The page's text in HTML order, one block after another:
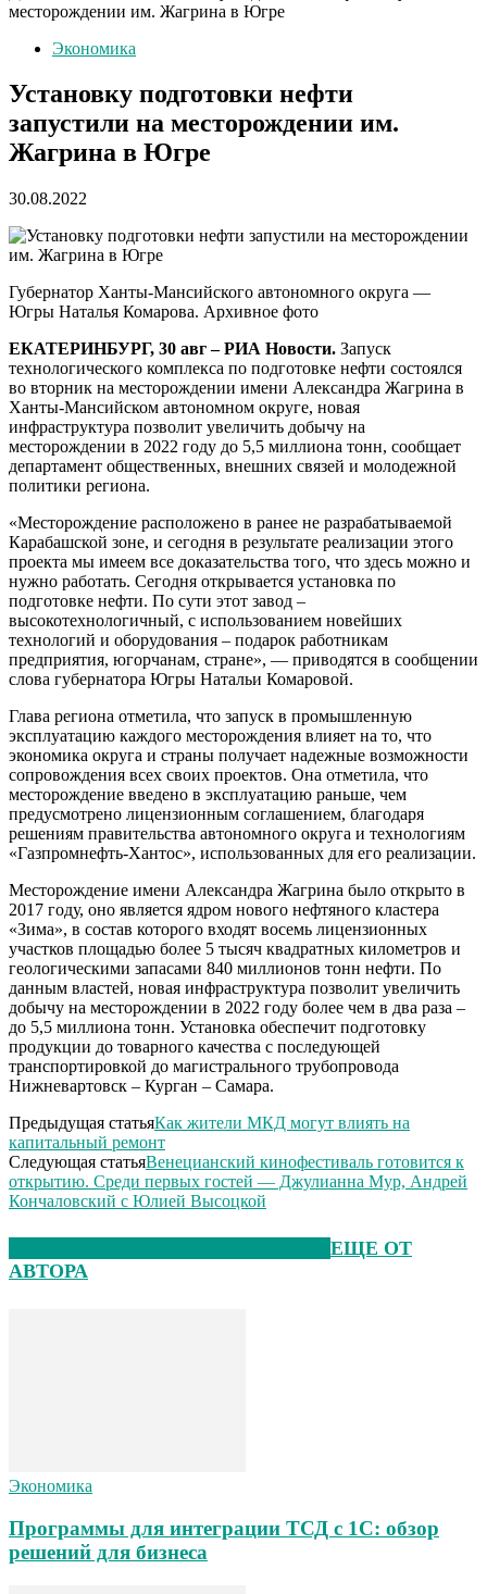
месторождении им. Жагрина в Югре
Экономика
Установку подготовки нефти
запустили на месторождении им.
Жагрина в Югре
30.08.2022
Губернатор Ханты-Мансийского автономного округа —
Югры Наталья Комарова. Архивное фото
ЕКАТЕРИНБУРГ, 30 авг – РИА Новости. Запуск
технологического комплекса по подготовке нефти состоялся
во вторник на месторождении имени Александра Жагрина в
Ханты-Мансийском автономном округе, новая
инфраструктура позволит увеличить добычу на
месторождении в 2022 году до 5,5 миллиона тонн, сообщает
департамент общественных, внешних связей и молодежной
политики региона.
«Месторождение расположено в ранее не разрабатываемой
Карабашской зоне, и сегодня в результате реализации этого
проекта мы имеем все доказательства того, что здесь можно и
нужно работать. Сегодня открывается установка по
подготовке нефти. По сути этот завод –
высокотехнологичный, с использованием новейших
технологий и оборудования – подарок работникам
предприятия, югорчанам, стране», — приводятся в сообщении
слова губернатора Югры Натальи Комаровой.
Глава региона отметила, что запуск в промышленную
эксплуатацию каждого месторождения влияет на то, что
экономика округа и страны получает надежные возможности
сопровождения всех своих проектов. Она отметила, что
месторождение введено в эксплуатацию раньше, чем
предусмотрено лицензионным соглашением, благодаря
решениям правительства автономного округа и технологиям
«Газпромнефть-Хантос», использованных для его реализации.
Месторождение имени Александра Жагрина было открыто в
2017 году, оно является ядром нового нефтяного кластера
«Зима», в состав которого входят восемь лицензионных
участков площадью более 5 тысяч квадратных километров и
геологическими запасами 840 миллионов тонн нефти. По
данным властей, новая инфраструктура позволит увеличить
добычу на месторождении в 2022 году более чем в два раза –
до 5,5 миллиона тонн. Установка обеспечит подготовку
продукции до товарного качества с последующей
транспортировкой до магистрального трубопровода
Нижневартовск – Курган – Самара.
Предыдущая статьяКак жители МКД могут влиять на
капитальный ремонт
Следующая статьяВенецианский кинофестиваль готовится к
открытию. Среди первых гостей — Джулианна Мур, Андрей
Кончаловский с Юлией Высоцкой
ЕЩЕ ОТ
АВТОРА
Экономика
Программы для интеграции ТСД с 1С: обзор
решений для бизнеса